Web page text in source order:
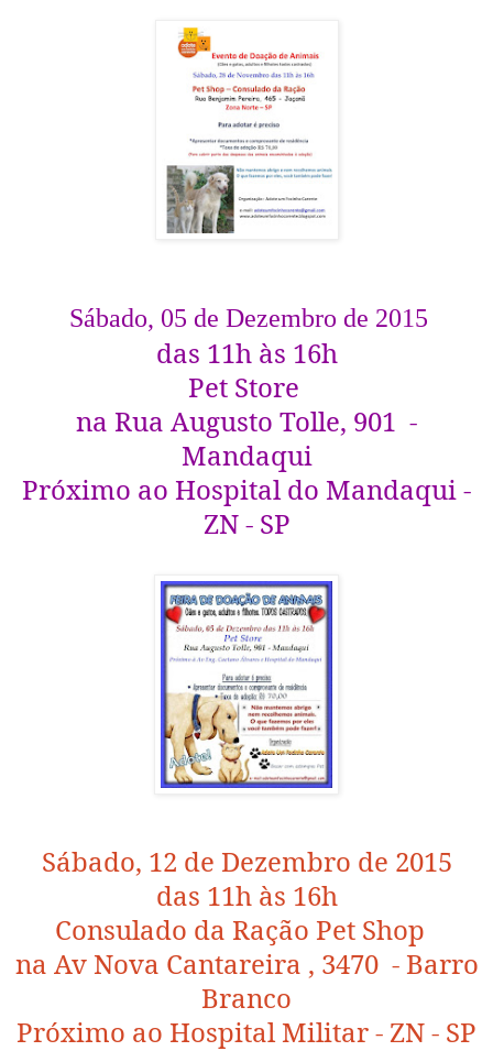
Sábado, 05 de Dezembro de 2015
das 11h às 16h
Pet Store
na Rua Augusto Tolle, 901 -
Mandaqui
Próximo ao Hospital do Mandaqui -
ZN - SP
Sábado, 12 de Dezembro de 2015
das 11h às 16h
Consulado da Ração Pet Shop
na Av Nova Cantareira , 3470 - Barro
Branco
Próximo ao Hospital Militar -ZN - SP